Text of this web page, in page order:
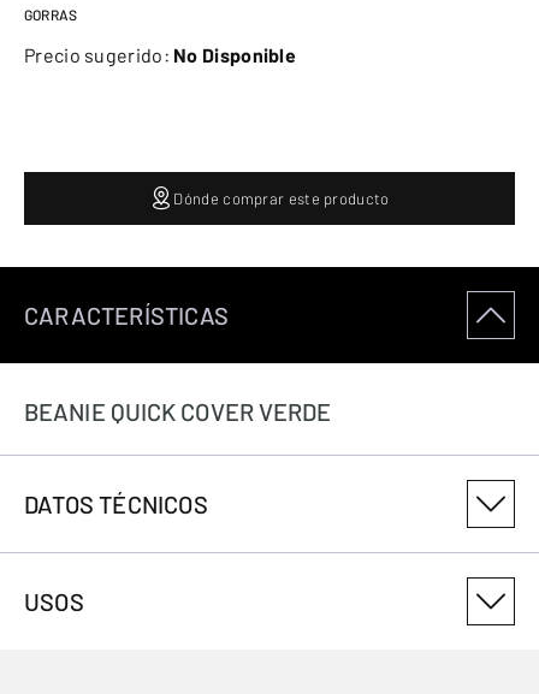
GORRAS
Precio sugerido: No Disponible
Dónde comprar este producto
CARACTERÍSTICAS
BEANIE QUICK COVER VERDE
DATOS TÉCNICOS
3086184011
USOS